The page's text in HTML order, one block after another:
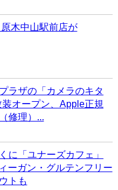
原木中山駅前店が
ラザの「カメラのキタ
オープン、Apple正規
修理）...
に「ユナーズカフェ」
ーガン・グルテンフリー
トも